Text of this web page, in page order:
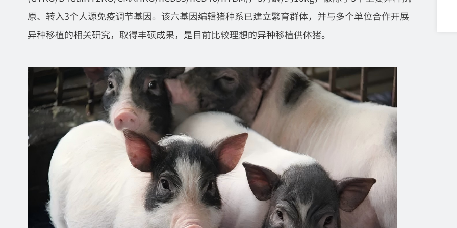
原、转入3个人源免疫调节基因。该六基因编辑猪种系已建立繁育群体，并与多个单位合作开展
异种移植的相关研究，取得丰硕成果，是目前比较理想的异种移植供体猪。